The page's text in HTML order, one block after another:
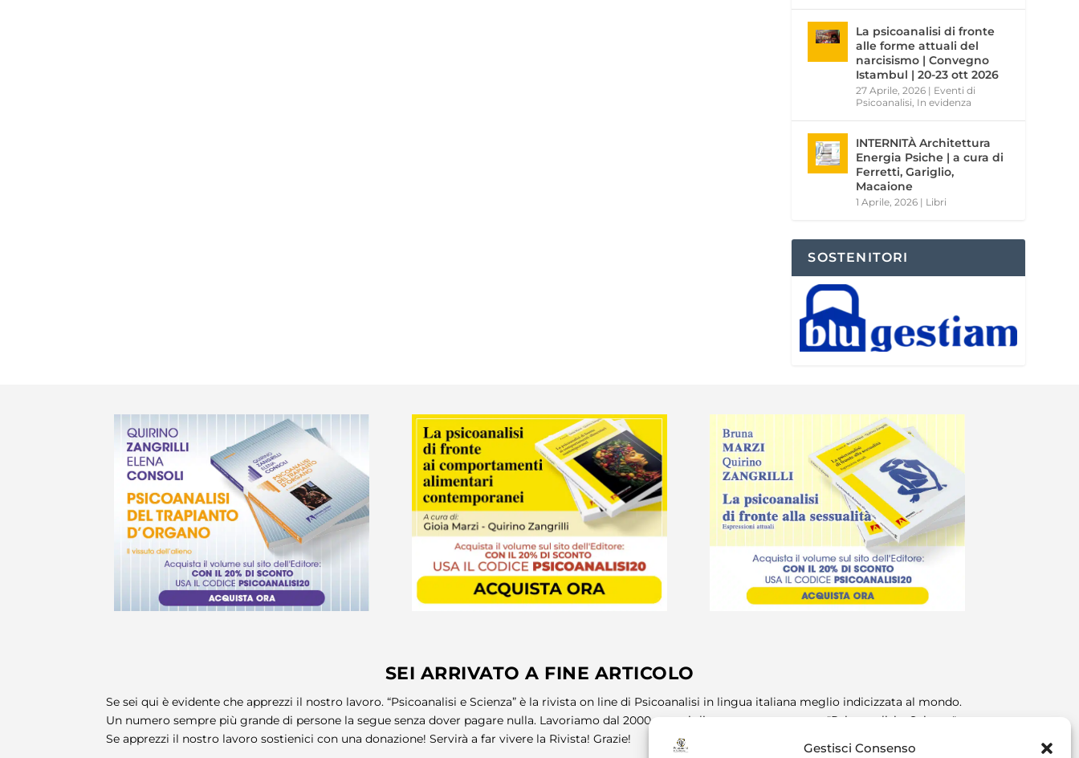
Gestisci Consenso
La psicoanalisi di fronte
alle forme attuali del
narcisismo | Convegno
Istambul | 20-23 ott 2026
27 Aprile, 2026 | Eventi di
Psicoanalisi In evidenza
INTERNITÀ Architettura
Energia Psiche | a cura di
Ferretti, Gariglio,
Macaione
1 Aprile, 2026 | Libri
SOSTENITORI
SEI ARRIVATO A FINE ARTICOLO
Se sei qui è evidente che apprezzi il nostro lavoro. “Psicoanalisi e Scienza” è la rivista on line di Psicoanalisi in lingua italiana meglio indicizzata al mondo.
Un numero sempre più grande di persone la segue senza dover pagare nulla. Lavoriamo dal 2000 per migliorare costantemente "Psicoanalisi e Scienza".
Se apprezzi il nostro lavoro sostienici con una donazione! Servirà a far vivere la Rivista! Grazie!